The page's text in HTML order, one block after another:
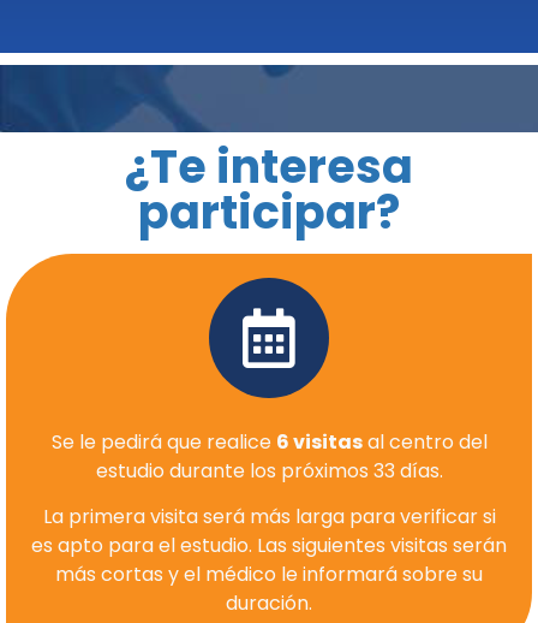
¿Te interesa
participar?
Se le pedirá que realice 6 visitasal centro del
estudio durante los próximos 33 días.
La primera visita será más larga para verificar si
es apto para el estudio. Las siguientes visitas serán
más cortas y el médico le informará sobre su
duración.